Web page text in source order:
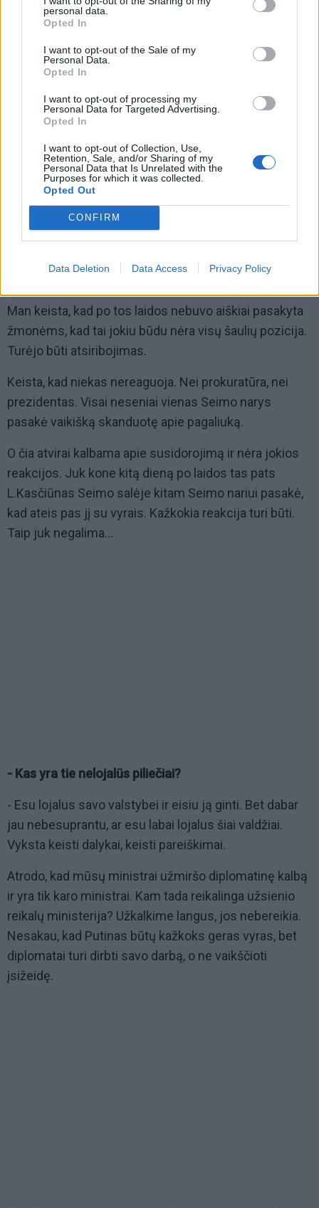
personal data.
Opted In
I want to opt-out of the Sale of my
Personal Data.
Opted In
I want to opt-out of processing my
Personal Data for Targeted Advertising.
Opted In
I want to opt-out of Collection, Use,
Retention, Sale, and/or Sharing of my
Personal Data that Is Unrelated with the
Purposes for which it was collected.
Opted Out
CONFIRM
Data Deletion Data Access Privacy Policy
juntamas negeras kvapas. Tikrai kalbu ne apie visus,
nenoriu kažko įžeisti, bet kartais išlenda perdėtas
patriotizmas, kuris jau yra ant šovinizmo ribos. Kol
nebuvo kalbų apie žudymą, nesureikšminau.
Man keista, kad po tos laidos nebuvo aiškiai pasakyta
žmonėms, kad tai jokiu būdu nėra visų šaulių pozicija.
Turėjo būti atsiribojimas.
Keista, kad niekas nereaguoja. Nei prokuratūra, nei
prezidentas. Visai neseniai vienas Seimo narys
pasakė vaikišką skanduotę apie pagaliuką.
O čia atvirai kalbama apie susidorojimą ir nėra jokios
reakcijos. Juk kone kitą dieną po laidos tas pats
L.Kasčiūnas Seimo salėje kitam Seimo nariui pasakė,
kad ateis pas jį su vyrais. Kažkokia reakcija turi būti.
Taip juk negalima...
- Kas yra tie nelojalūs piliečiai?
- Esu lojalus savo valstybei ir eisiu ją ginti. Bet dabar
jau nebesuprantu, ar esu labai lojalus šiai valdžiai.
Vyksta keisti dalykai, keisti pareiškimai.
Atrodo, kad mūsų ministrai užmiršo diplomatinę kalbą
ir yra tik karo ministrai. Kam tada reikalinga užsienio
reikalų ministerija? Užkalkime langus, jos nebereikia.
Nesakau, kad Putinas būtų kažkoks geras vyras, bet
diplomatai turi dirbti savo darbą, o ne vaikščioti
įsižeidę.